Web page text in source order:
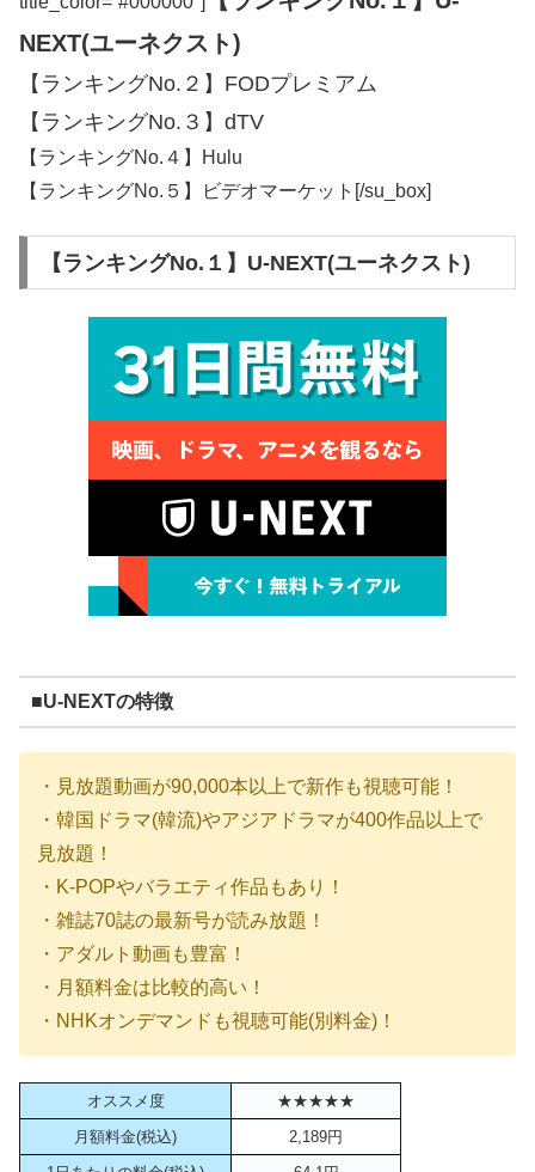
NEXT(ユーネクスト)
【ランキングNo.２】FODプレミアム
【ランキングNo.３】dTV
【ランキングNo.４】Hulu
【ランキングNo.５】ビデオマーケット[/su_box]
【ランキングNo.１】U-NEXT(ユーネクスト)
■U-NEXTの特徴
・見放題動画が90,000本以上で新作も視聴可能！
・韓国ドラマ(韓流)やアジアドラマが400作品以上で
見放題！
・K-POPやバラエティ作品もあり！
・雑誌70誌の最新号が読み放題！
・アダルト動画も豊富！
・月額料金は比較的高い！
・NHKオンデマンドも視聴可能(別料金)！
オススメ度
★★★★★
月額料金(税込)
2,189円